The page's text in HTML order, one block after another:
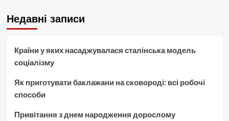
Недавні записи
Країни у яких насаджувалася сталінська модель
соціалізму
Як приготувати баклажани на сковороді: всі робочі
способи
Привітання з днем народження дорослому